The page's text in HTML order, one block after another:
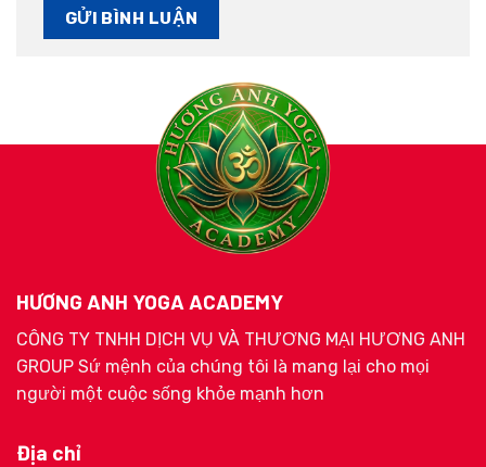
HƯƠNG ANH YOGA ACADEMY
CÔNG TY TNHH DỊCH VỤ VÀ THƯƠNG MẠI HƯƠNG ANH
GROUP Sứ mệnh của chúng tôi là mang lại cho mọi
người một cuộc sống khỏe mạnh hơn
Địa chỉ